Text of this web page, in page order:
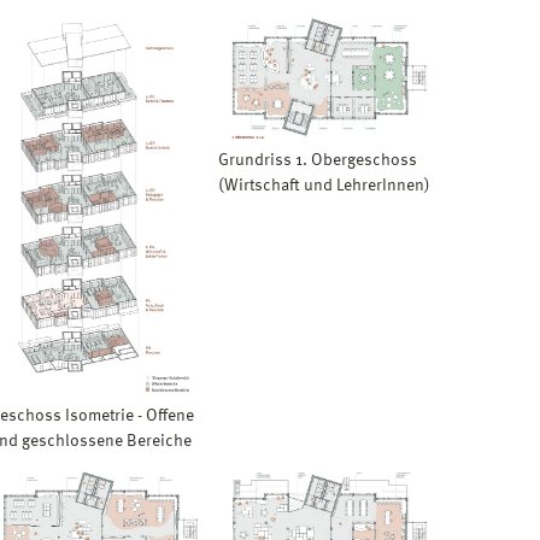
Isometrie - Offene
geschlossene Bereiche
Grundriss 1. Obergeschoss
(Wirtschaft und LehrerInnen)